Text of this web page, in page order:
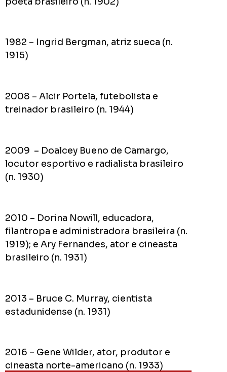
1982 – Ingrid Bergman, atriz sueca (n.
1915)
2008 – Alcir Portela, futebolista e
treinador brasileiro (n. 1944)
2009 – Doalcey Bueno de Camargo,
locutor esportivo e radialista brasileiro
(n. 1930)
2010 – Dorina Nowill, educadora,
filantropa e administradora brasileira (n.
1919); e Ary Fernandes, ator e cineasta
brasileiro (n. 1931)
2013 – Bruce C. Murray, cientista
estadunidense (n. 1931)
2016 – Gene Wilder, ator, produtor e
cineasta norte-americano (n. 1933)